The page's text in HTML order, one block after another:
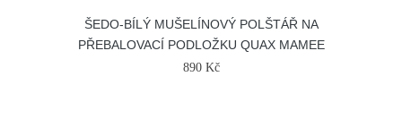
ŠEDO-BÍLÝ MUŠELÍNOVÝ POLŠTÁŘ NA
PŘEBALOVACÍ PODLOŽKU QUAX MAMEE
890 Kč